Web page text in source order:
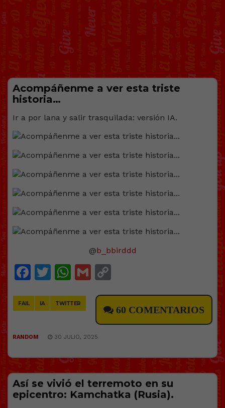
Acompáñenme a ver esta triste
historia…
Ir a por lana y salir trasquilada: versión IA.
@b_bbirddd
Facebook
Twitter
WhatsApp
Gmail
FAIL IA TWITTER
60 COMENTARIOS
RANDOM 30 JULIO, 2025
Así se vivió el terremoto en su
epicentro: Kamchatka (Rusia).